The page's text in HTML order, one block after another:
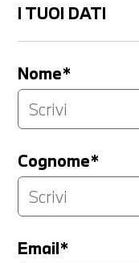
I TUOI DATI
Nome*
Cognome*
Email*